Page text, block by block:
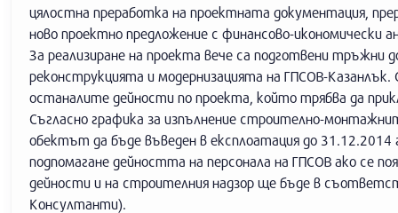
цялостна преработка на проектната документация,
ново проектно предложение с финансово-икономически
За реализиране на проекта вече са подготвени
реконструкцията и модернизацията на ГПСОВ-
останалите дейности по проекта, който трябва да
Съгласно графика за изпълнение строително-
обектът да бъде въведен в експлоатация до
подпомагане дейността на персонала на ГПСОВ ако се
дейности и на строителния надзор ще бъде в
Консултанти).